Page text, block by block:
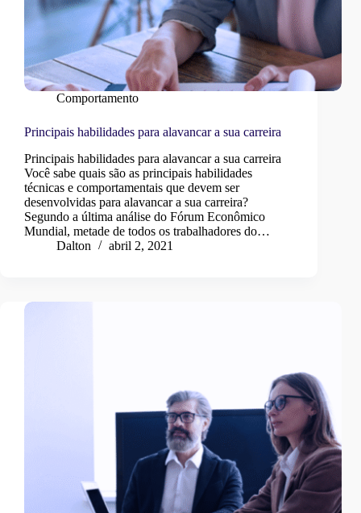
Comportamento
Principais habilidades para alavancar a sua carreira
Principais habilidades para alavancar a sua carreira
Você sabe quais são as principais habilidades
técnicas e comportamentais que devem ser
desenvolvidas para alavancar a sua carreira?
Segundo a última análise do Fórum Econômico
Mundial, metade de todos os trabalhadores do…
Dalton
abril 2, 2021